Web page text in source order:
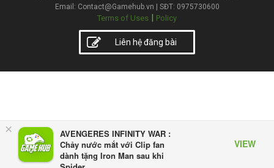
×
AVENGERES INFINITY WAR :
Chảy nước mắt với Clip fan
dành tặng Iron Man sau khi
VIEW
Email: Contact@Gamehub.vn | SĐT: 0975730600
Terms of Uses | Policy
Liên hệ đăng bài